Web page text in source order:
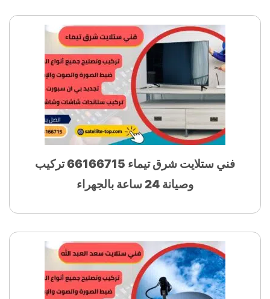
فني ستلايت شرق تيماء 66166715 تركيب
وصيانة 24 ساعة بالجهراء